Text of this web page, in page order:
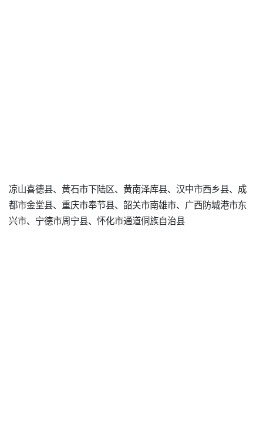
凉山喜德县、黄石市下陆区、黄南泽库县、汉中市西乡县、成
都市金堂县、重庆市奉节县、韶关市南雄市、广西防城港市东
兴市、宁德市周宁县、怀化市通道侗族自治县